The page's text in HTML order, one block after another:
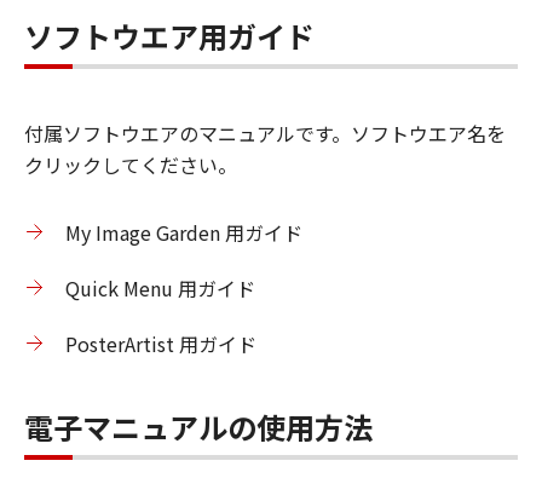
ソフトウエア用ガイド
付属ソフトウエアのマニュアルです。ソフトウエア名を
クリックしてください。
My Image Garden 用ガイド
Quick Menu 用ガイド
PosterArtist 用ガイド
電子マニュアルの使用方法